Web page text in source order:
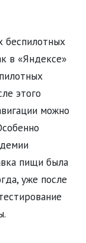
беспилотных
в «Яндексе»
этого
можно
пищи была
уже после